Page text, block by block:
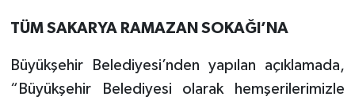
TÜM SAKARYA RAMAZAN SOKAĞI’NA
Büyükşehir Belediyesi’nden yapılan açıklamada,
“Büyükşehir Belediyesi olarak hemşerilerimizle